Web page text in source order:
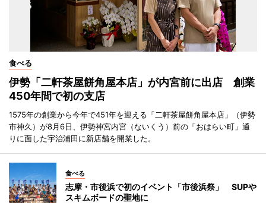
食べる
伊勢「二軒茶屋餅角屋本店」が内宮前に出店 創業
450年間で初の支店
1575年の創業から今年で451年を迎える「二軒茶屋餅角屋本店」（伊勢
市神久）が8月6日、伊勢神宮内宮（ないくう）前の「おはらい町」通
りに面した宇治浦田に新店舗を開業した。
食べる
志摩・市後浜で初のイベント「市後浜祭」 SUPや
スキムボードの聖地に